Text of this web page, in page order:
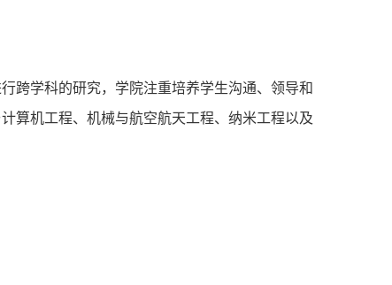
跨学科的研究，学院注重培养学生沟通、领导和
算机工程、机械与航空航天工程、纳米工程以及